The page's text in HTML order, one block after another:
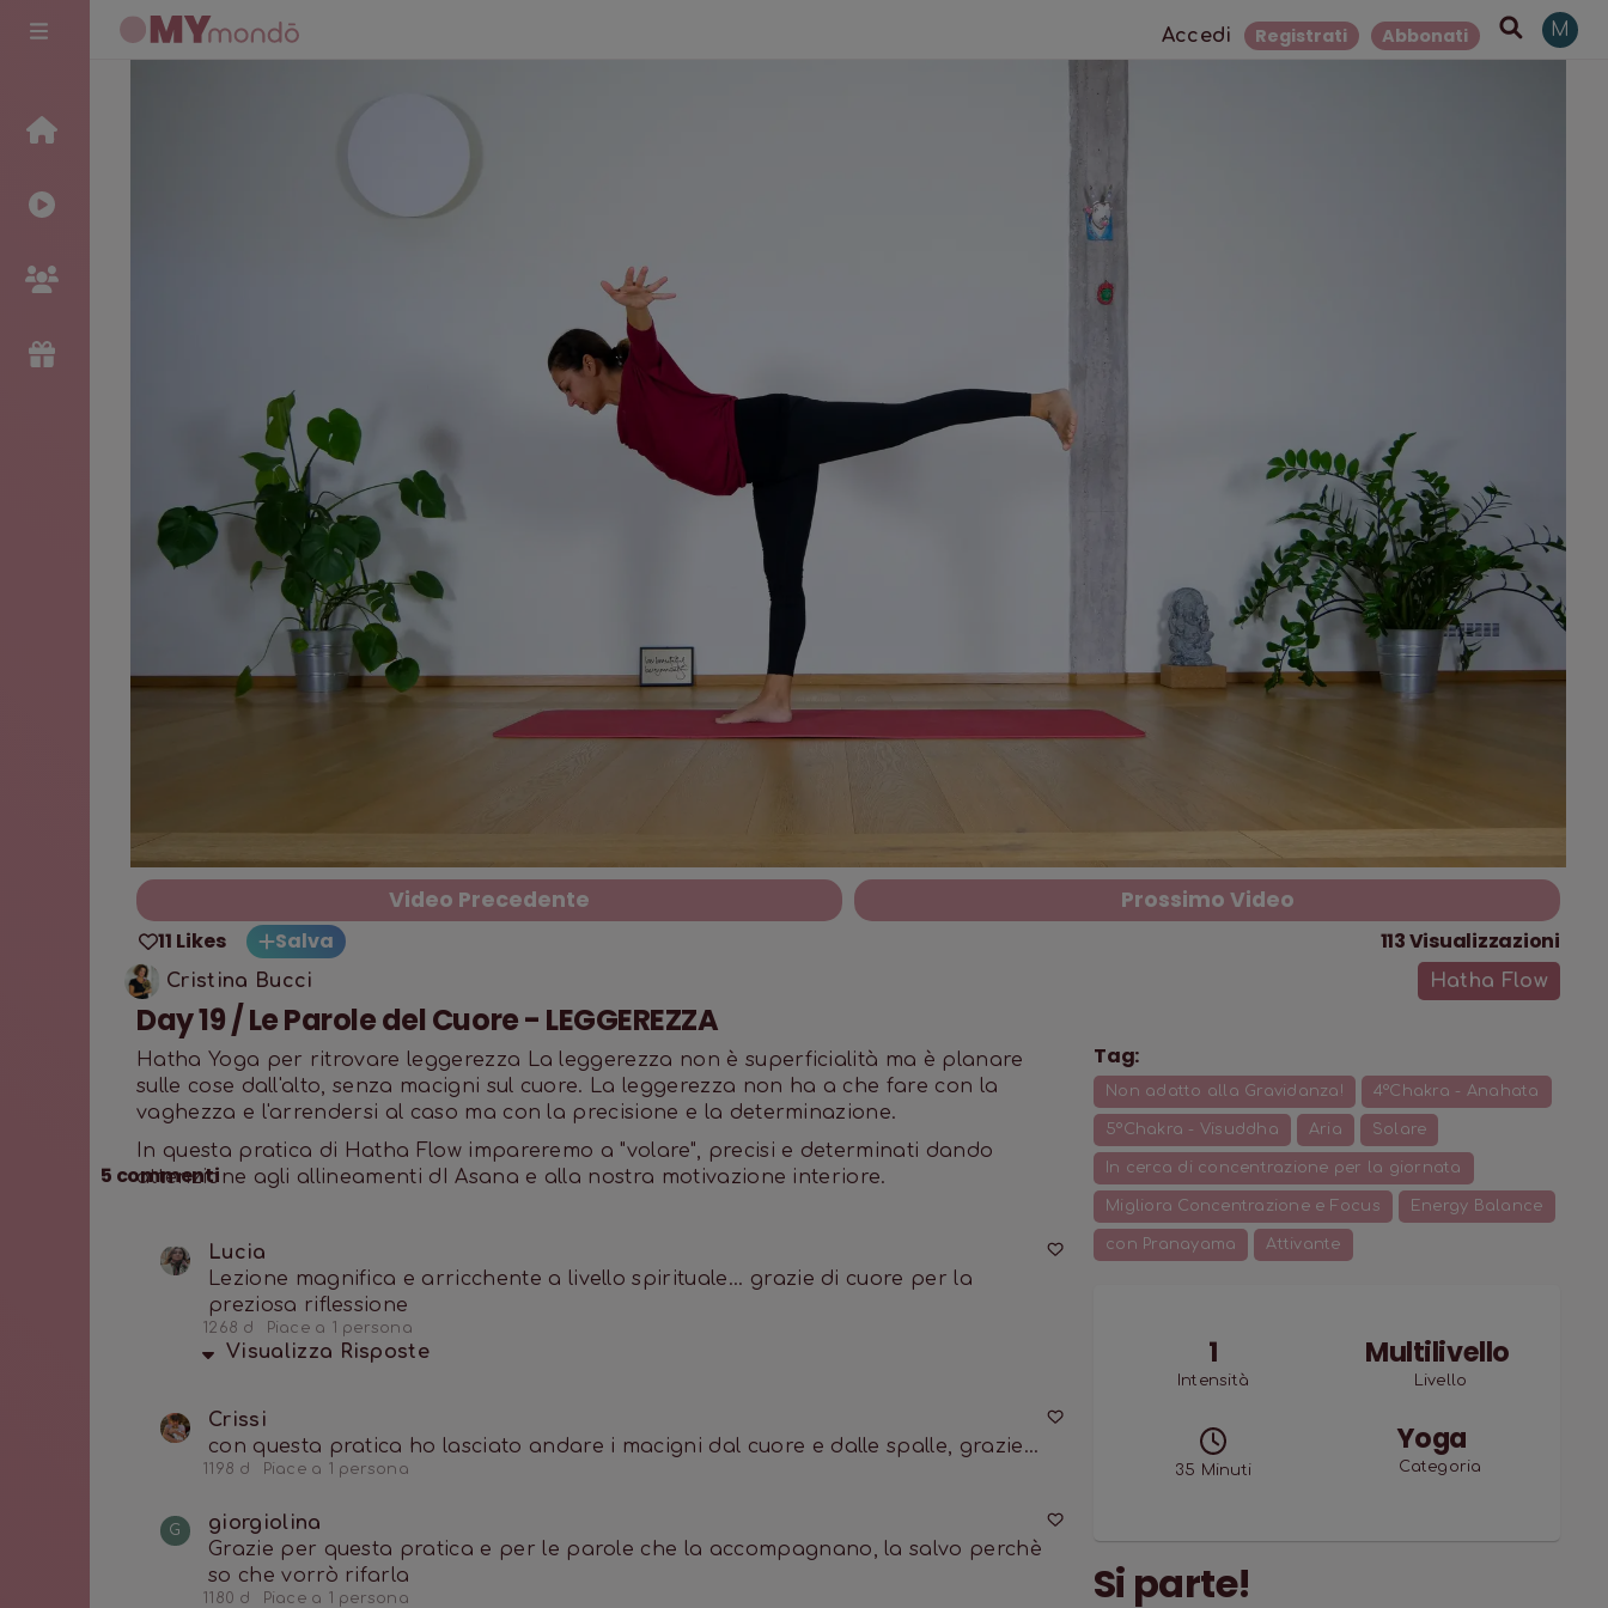
Accedi Registrati Abbonati M
Video Precedente Prossimo Video
11 Likes Salva 113Visualizzazioni
Cristina Bucci Hatha Flow
Day 19 / Le Parole del Cuore - LEGGEREZZA
Hatha Yoga per ritrovare leggerezza La leggerezza non è superficialità ma è planare
sulle cose dall'alto, senza macigni sul cuore. La leggerezza non ha a che fare con la
vaghezza e l'arrendersi al caso ma con la precisione e la determinazione.
In questa pratica di Hatha Flow impareremo a "volare", precisi e determinati dando
attenzione agli allineamenti dI Asana e alla nostra motivazione interiore.
5 commenti
Lucia
Lezione magnifica e arricchente a livello spirituale... grazie di cuore per la
preziosa riflessione
1268 d Piace a 1 persona
Visualizza Risposte
Crissi
con questa pratica ho lasciato andare i macigni dal cuore e dalle spalle, grazie...
1198 d Piace a 1 persona
G
giorgiolina
Grazie per questa pratica e per le parole che la accompagnano, la salvo perchè
so che vorrò rifarla
1180 d Piace a 1 persona
Tag:
Non adatto alla Gravidanza! 4°Chakra - Anahata
5°Chakra - Visuddha Aria Solare
In cerca di concentrazione per la giornata
Migliora Concentrazione e Focus Energy Balance
con Pranayama Attivante
1
Intensità
Multilivello
Livello
35 Minuti
Yoga
Categoria
Si parte!